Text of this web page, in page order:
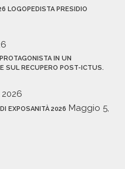
LOGOPEDISTA PRESIDIO
IN UN
SUL RECUPERO POST-ICTUS.
EXPOSANITÀ 2026 Maggio 5,